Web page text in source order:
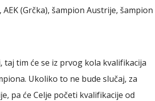
(Grčka), šampion Austrije, šampion
tim će se iz prvog kola kvalifikacija
Ukoliko to ne bude slučaj, za
pa će Celje početi kvalifikacije od